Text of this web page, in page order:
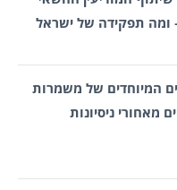
המיוחדים של משמרות
מאחורי ניסיונות